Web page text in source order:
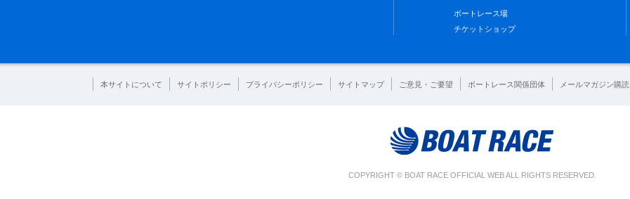
ボートレース場
チケットショップ
本サイトについて サイトポリシー プライバシーポリシー サイトマップ ご意見・ご要望 ボートレース関係団体 メールマガジン購読
COPYRIGHT © BOAT RACE OFFICIAL WEB ALL RIGHTS RESERVED.